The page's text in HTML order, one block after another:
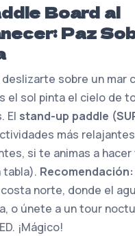
Board al
Paz
deslizarte sobre un mar
el sol pinta el cielo de
El stand-up paddle
más
si te animas a hacer
tabla). Recomendación:
norte, donde el
o únete a un tour
¡Mágico!